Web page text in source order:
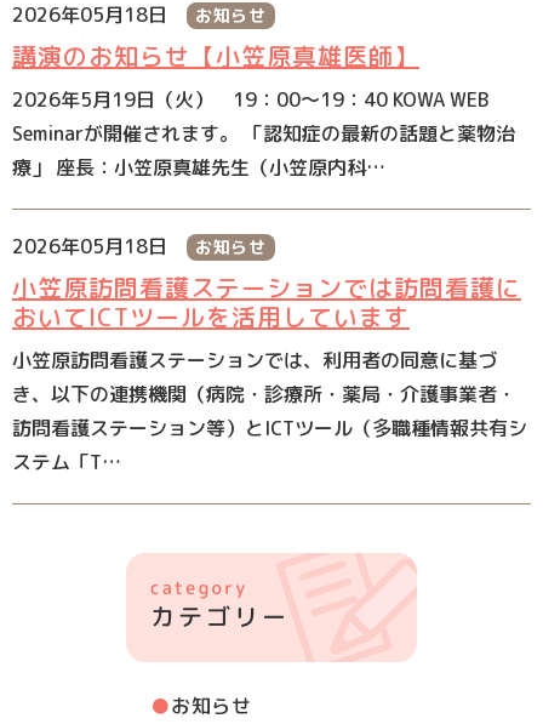
2026年05月18日 お知らせ
講演のお知らせ【小笠原真雄医師】
2026年5月19日（火） 19：00～19：40 KOWA WEB
Seminarが開催されます。 「認知症の最新の話題と薬物治
療」 座長：小笠原真雄先生（小笠原内科…
2026年05月18日 お知らせ
小笠原訪問看護ステーションでは訪問看護に
おいてICTツールを活用しています
小笠原訪問看護ステーションでは、利用者の同意に基づ
き、以下の連携機関（病院・診療所・薬局・介護事業者・
訪問看護ステーション等）とICTツール（多職種情報共有シ
ステム「T…
お知らせ